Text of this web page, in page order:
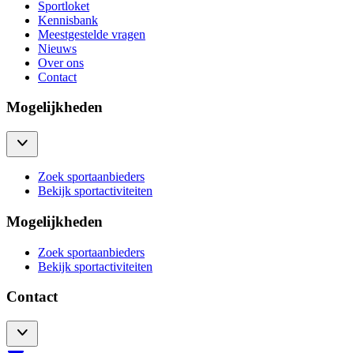
Sportloket
Kennisbank
Meestgestelde vragen
Nieuws
Over ons
Contact
Mogelijkheden
Zoek sportaanbieders
Bekijk sportactiviteiten
Mogelijkheden
Zoek sportaanbieders
Bekijk sportactiviteiten
Contact